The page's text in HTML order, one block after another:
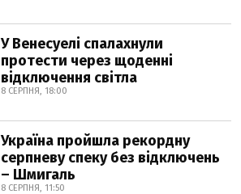
У Венесуелі спалахнули
протести через щоденні
відключення світла
8 СЕРПНЯ, 18:00
Україна пройшла рекордну
серпневу спеку без відключень
– Шмигаль
8 СЕРПНЯ, 11:50